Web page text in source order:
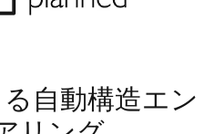
自動構造エン